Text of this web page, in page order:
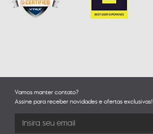
Vamos manter contato?
Assine para receber novidades e ofertas exclusivas!